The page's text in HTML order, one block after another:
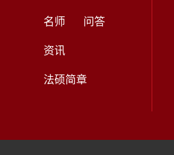
名师
问答
资讯
法硕简章